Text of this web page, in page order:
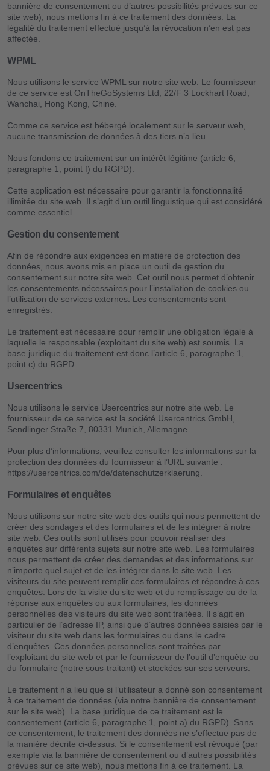
bannière de consentement ou d’autres possibilités prévues sur ce
site web), nous mettons fin à ce traitement des données. La
légalité du traitement effectué jusqu’à la révocation n’en est pas
affectée.
WPML
Nous utilisons le service WPML sur notre site web. Le fournisseur
de ce service est OnTheGoSystems Ltd, 22/F 3 Lockhart Road,
Wanchai, Hong Kong, Chine.
Comme ce service est hébergé localement sur le serveur web,
aucune transmission de données à des tiers n’a lieu.
Nous fondons ce traitement sur un intérêt légitime (article 6,
paragraphe 1, point f) du RGPD).
Cette application est nécessaire pour garantir la fonctionnalité
illimitée du site web. Il s’agit d’un outil linguistique qui est considéré
comme essentiel.
Gestion du consentement
Afin de répondre aux exigences en matière de protection des
données, nous avons mis en place un outil de gestion du
consentement sur notre site web. Cet outil nous permet d’obtenir
les consentements nécessaires pour l’installation de cookies ou
l’utilisation de services externes. Les consentements sont
enregistrés.
Le traitement est nécessaire pour remplir une obligation légale à
laquelle le responsable (exploitant du site web) est soumis. La
base juridique du traitement est donc l’article 6, paragraphe 1,
point c) du RGPD.
Usercentrics
Nous utilisons le service Usercentrics sur notre site web. Le
fournisseur de ce service est la société Usercentrics GmbH,
Sendlinger Straße 7, 80331 Munich, Allemagne.
Pour plus d’informations, veuillez consulter les informations sur la
protection des données du fournisseur à l’URL suivante :
https://usercentrics.com/de/datenschutzerklaerung.
Formulaires et enquêtes
Nous utilisons sur notre site web des outils qui nous permettent de
créer des sondages et des formulaires et de les intégrer à notre
site web. Ces outils sont utilisés pour pouvoir réaliser des
enquêtes sur différents sujets sur notre site web. Les formulaires
nous permettent de créer des demandes et des informations sur
n’importe quel sujet et de les intégrer dans le site web. Les
visiteurs du site peuvent remplir ces formulaires et répondre à ces
enquêtes. Lors de la visite du site web et du remplissage ou de la
réponse aux enquêtes ou aux formulaires, les données
personnelles des visiteurs du site web sont traitées. Il s’agit en
particulier de l’adresse IP, ainsi que d’autres données saisies par le
visiteur du site web dans les formulaires ou dans le cadre
d’enquêtes. Ces données personnelles sont traitées par
l’exploitant du site web et par le fournisseur de l’outil d’enquête ou
du formulaire (notre sous-traitant) et stockées sur ses serveurs.
Le traitement n’a lieu que si l’utilisateur a donné son consentement
à ce traitement de données (via notre bannière de consentement
sur le site web). La base juridique de ce traitement est le
consentement (article 6, paragraphe 1, point a) du RGPD). Sans
ce consentement, le traitement des données ne s’effectue pas de
la manière décrite ci-dessus. Si le consentement est révoqué (par
exemple via la bannière de consentement ou d’autres possibilités
prévues sur ce site web), nous mettons fin à ce traitement. La